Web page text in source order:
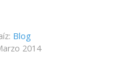
Blog
2014